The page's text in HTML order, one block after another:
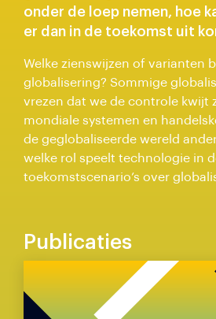
onder de loep nemen, hoe
er dan in de toekomst uit
Welke zienswijzen of varianten
globalisering? Sommige
vrezen dat we de controle kwijt
mondiale systemen en
de geglobaliseerde wereld
welke rol speelt technologie in
toekomstscenario’s over
Publicaties